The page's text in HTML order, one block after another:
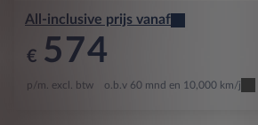
All-inclusive prijs vanaf
€ 574
p/m. excl. btw o.b.v 60 mnd en 10,000 km/j